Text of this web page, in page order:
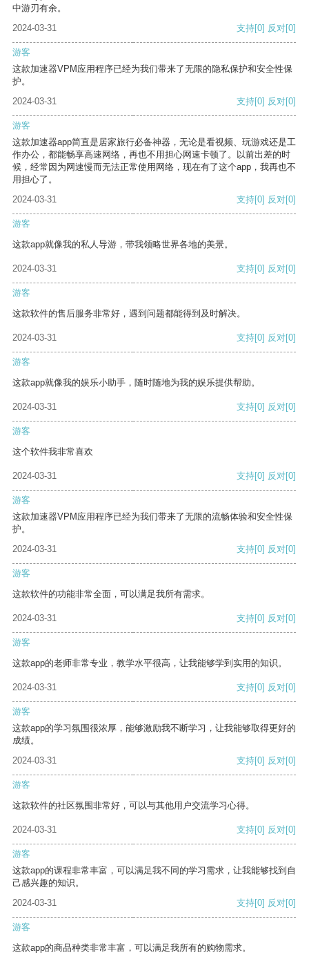
中游刃有余。
2024-03-31
支持[0] 反对[0]
游客
这款加速器VPM应用程序已经为我们带来了无限的隐私保护和安全性保
护。
2024-03-31
支持[0] 反对[0]
游客
这款加速器app简直是居家旅行必备神器，无论是看视频、玩游戏还是工
作办公，都能畅享高速网络，再也不用担心网速卡顿了。以前出差的时
候，经常因为网速慢而无法正常使用网络，现在有了这个app，我再也不
用担心了。
2024-03-31
支持[0] 反对[0]
游客
这款app就像我的私人导游，带我领略世界各地的美景。
2024-03-31 支持[0] 反对[0]
游客
这款软件的售后服务非常好，遇到问题都能得到及时解决。
2024-03-31 支持[0] 反对[0]
游客
这款app就像我的娱乐小助手，随时随地为我的娱乐提供帮助。
2024-03-31 支持[0] 反对[0]
游客
这个软件我非常喜欢
2024-03-31 支持[0] 反对[0]
游客
这款加速器VPM应用程序已经为我们带来了无限的流畅体验和安全性保
护。
2024-03-31
支持[0] 反对[0]
游客
这款软件的功能非常全面，可以满足我所有需求。
2024-03-31 支持[0] 反对[0]
游客
这款app的老师非常专业，教学水平很高，让我能够学到实用的知识。
2024-03-31 支持[0] 反对[0]
游客
这款app的学习氛围很浓厚，能够激励我不断学习，让我能够取得更好的
成绩。
2024-03-31
支持[0] 反对[0]
游客
这款软件的社区氛围非常好，可以与其他用户交流学习心得。
2024-03-31 支持[0] 反对[0]
游客
这款app的课程非常丰富，可以满足我不同的学习需求，让我能够找到自
己感兴趣的知识。
2024-03-31
支持[0] 反对[0]
游客
这款app的商品种类非常丰富，可以满足我所有的购物需求。